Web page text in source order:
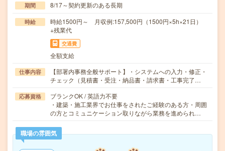
期間 8/17～契約更新のある長期
時給
時給1500円～ 月収例:157,500円（1500円×5h×21日）
+残業代
交通費
全額支給
仕事内容
【部署内事務全般サポート】・システムへの入力・修正・
チェック（見積書・受注・納品書・請求書・工事完了…
応募資格
ブランクOK / 英語力不要
・建築・施工業界でお仕事をされたご経験のある方・周囲
の方とコミュニケーション取りながら業務を進められ…
職場の雰囲気